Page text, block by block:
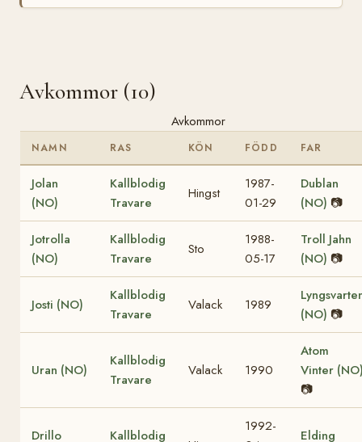
Avkommor (10)
Avkommor
NAMN RAS KÖN FÖDD FAR
Jolan
(NO)
Kallblodig
Travare
Hingst
1987-
01-29
Dublan
(NO) 📷
Jotrolla
(NO)
Kallblodig
Travare
Sto
1988-
05-17
Troll Jahn
(NO) 📷
Josti (NO)
Kallblodig
Travare
Valack 1989
(NO) 📷
Uran (NO)
Kallblodig
Travare
Valack 1990
Atom
Vinter
📷
Drillo Kallblodig
1992-
Elding